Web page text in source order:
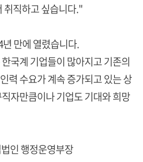
취직하고 싶습니다."
만에 열렸습니다.
국계 기업들이 많아지고 기존의
력 수요가 계속 증가되고 있는 상
자만큼이나 기업도 기대와 희망
인 행정운영부장